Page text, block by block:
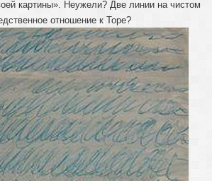
картины». Неужели? Две линии на чистом
отношение к Торе?